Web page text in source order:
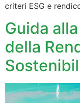
criteri ESG e
Guida
della